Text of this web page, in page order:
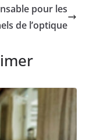
pour les
de l’optique